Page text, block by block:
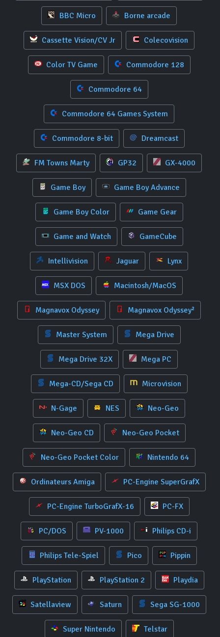
BBC Micro Borne arcade
Cassette Vision/CV Jr Colecovision
Color TV Game Commodore 128
Commodore 64
Commodore 64 Games System
Commodore 8-bit Dreamcast
FM Towns Marty GP32 GX-4000
Game Boy Game Boy Advance
Game Boy Color Game Gear
Game and Watch GameCube
Intellivision Jaguar Lynx
MSX DOS Macintosh/MacOS
Magnavox Odyssey Magnavox Odyssey²
Master System Mega Drive
Mega Drive 32X Mega PC
Mega-CD/Sega CD Microvision
N-Gage NES Neo-Geo
Neo-Geo CD Neo-Geo Pocket
Neo-Geo Pocket Color Nintendo 64
Ordinateurs Amiga PC-Engine SuperGrafX
PC-Engine TurboGrafX-16 PC-FX
PC/DOS PV-1000 Philips CD-i
Philips Tele-Spiel Pico Pippin
PlayStation PlayStation 2 Playdia
Satellaview Saturn Sega SG-1000
Super Nintendo Telstar